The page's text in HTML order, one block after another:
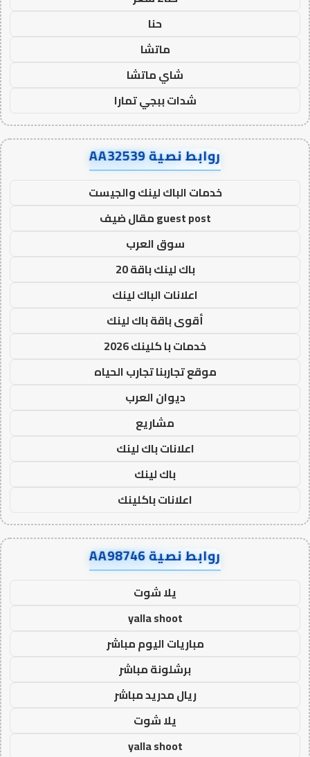
حنا
ماتشا
شاي ماتشا
شدات ببجي تمارا
روابط نصية AA32539
خدمات الباك لينك والجيست
guest post مقال ضيف
سوق العرب
باك لينك باقة 20
اعلانات الباك لينك
أقوى باقة باك لينك
خدمات با كلينك 2026
موقع تجاربنا تجارب الحياه
ديوان العرب
مشاريع
اعلانات باك لينك
باك لينك
اعلانات باكلينك
روابط نصية AA98746
يلا شوت
yalla shoot
مباريات اليوم مباشر
برشلونة مباشر
ريال مدريد مباشر
يلا شوت
yalla shoot